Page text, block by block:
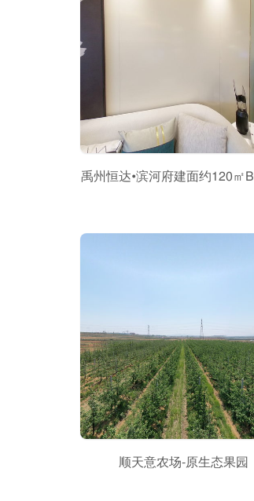
禹州恒达•滨河府建面约120㎡
顺天意农场-原生态果园